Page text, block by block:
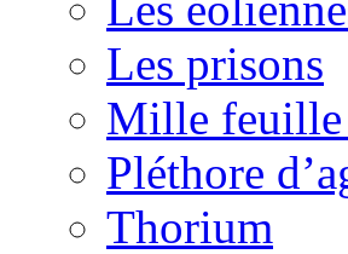
Les prisons
Mille
Pléthore
Thorium